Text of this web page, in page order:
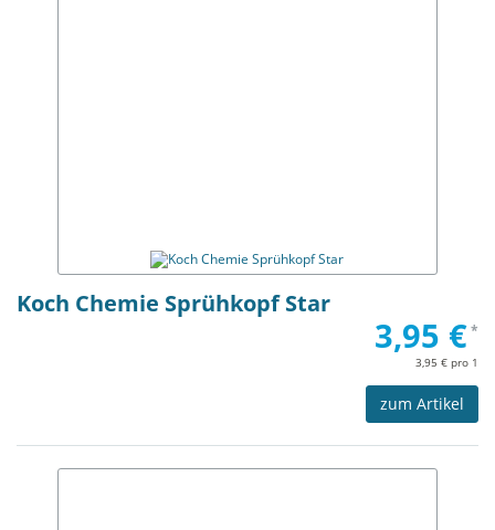
Koch Chemie Sprühkopf Star
3,95 €*
3,95 € pro 1
zum Artikel